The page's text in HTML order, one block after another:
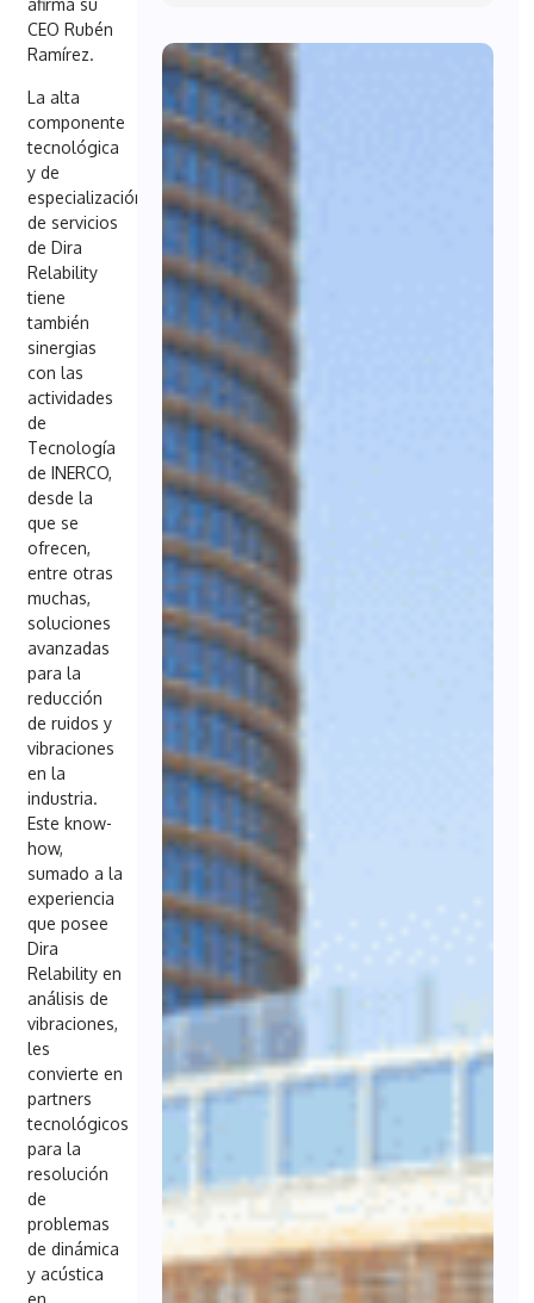
afirma su
CEO Rubén
Ramírez.
La alta
componente
tecnológica
y de
especialización
de servicios
de Dira
Relability
tiene
también
sinergias
con las
actividades
de
Tecnología
de INERCO,
desde la
que se
ofrecen,
entre otras
muchas,
soluciones
avanzadas
para la
reducción
de ruidos y
vibraciones
en la
industria.
Este know-
how,
sumado a la
experiencia
que posee
Dira
Relability en
análisis de
vibraciones,
les
convierte en
partners
tecnológicos
para la
resolución
de
problemas
de dinámica
y acústica
en